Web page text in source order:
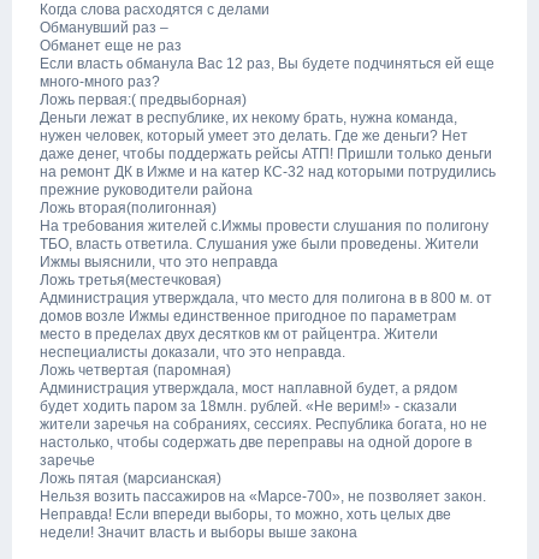
Когда слова расходятся с делами
Обманувший раз –
Обманет еще не раз
Если власть обманула Вас 12 раз, Вы будете подчиняться ей еще
много-много раз?
Ложь первая:( предвыборная)
Деньги лежат в республике, их некому брать, нужна команда,
нужен человек, который умеет это делать. Где же деньги? Нет
даже денег, чтобы поддержать рейсы АТП! Пришли только деньги
на ремонт ДК в Ижме и на катер КС-32 над которыми потрудились
прежние руководители района
Ложь вторая(полигонная)
На требования жителей с.Ижмы провести слушания по полигону
ТБО, власть ответила. Слушания уже были проведены. Жители
Ижмы выяснили, что это неправда
Ложь третья(местечковая)
Администрация утверждала, что место для полигона в в 800 м. от
домов возле Ижмы единственное пригодное по параметрам
место в пределах двух десятков км от райцентра. Жители
неспециалисты доказали, что это неправда.
Ложь четвертая (паромная)
Администрация утверждала, мост наплавной будет, а рядом
будет ходить паром за 18млн. рублей. «Не верим!» - сказали
жители заречья на собраниях, сессиях. Республика богата, но не
настолько, чтобы содержать две переправы на одной дороге в
заречье
Ложь пятая (марсианская)
Нельзя возить пассажиров на «Марсе-700», не позволяет закон.
Неправда! Если впереди выборы, то можно, хоть целых две
недели! Значит власть и выборы выше закона